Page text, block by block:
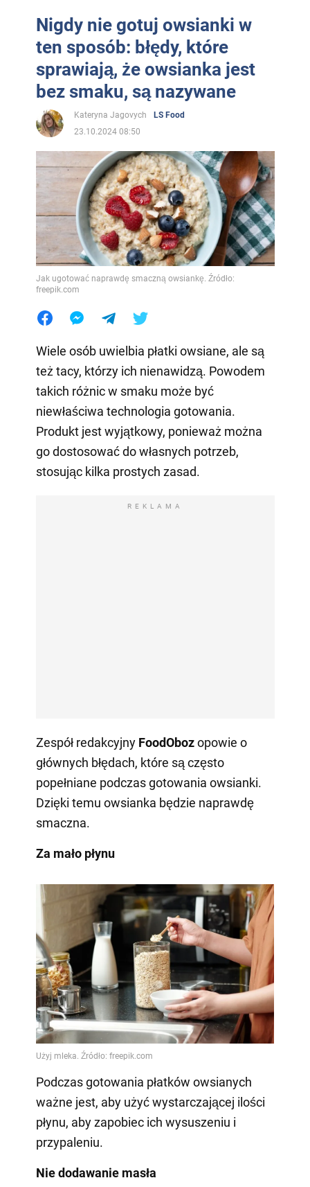
Nigdy nie gotuj owsianki w
ten sposób: błędy, które
sprawiają, że owsianka jest
bez smaku, są nazywane
Kateryna Jagovych
LS Food
23.10.2024 08:50
Jak ugotować naprawdę smaczną owsiankę. Źródło:
freepik.com
Wiele osób uwielbia płatki owsiane, ale są
też tacy, którzy ich nienawidzą. Powodem
takich różnic w smaku może być
niewłaściwa technologia gotowania.
Produkt jest wyjątkowy, ponieważ można
go dostosować do własnych potrzeb,
stosując kilka prostych zasad.
REKLAMA
Zespół redakcyjny FoodObozopowie o
głównych błędach, które są często
popełniane podczas gotowania owsianki.
Dzięki temu owsianka będzie naprawdę
smaczna.
Za mało płynu
Podczas gotowania płatków owsianych
ważne jest, aby użyć wystarczającej ilości
płynu, aby zapobiec ich wysuszeniu i
przypaleniu.
Nie dodawanie masła